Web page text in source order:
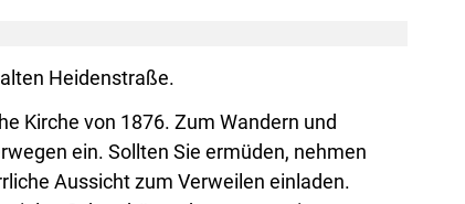
Heidenstraße.
Kirche von 1876. Zum Wandern und
ein. Sollten Sie ermüden, nehmen
Aussicht zum Verweilen einladen.